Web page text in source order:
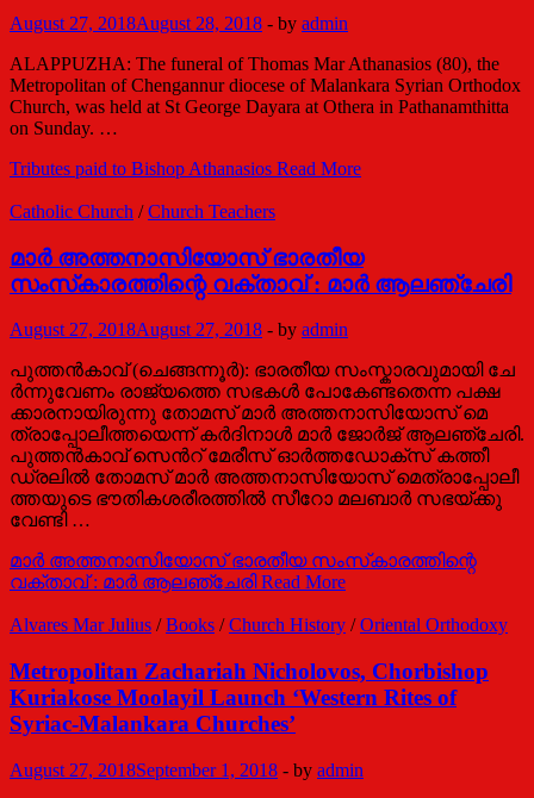
August 27, 2018August 28, 2018 - by admin
ALAPPUZHA: The funeral of Thomas Mar Athanasios (80), the
Metropolitan of Chengannur diocese of Malankara Syrian Orthodox
Church, was held at St George Dayara at Othera in Pathanamthitta
on Sunday. …
Tributes paid to Bishop Athanasios Read More
Catholic Church /Church Teachers
മാർ അത്തനാസിയോസ് ഭാരതീയ
സംസ്‌കാരത്തിന്റെ വക്താവ് : മാർ ആലഞ്ചേരി
August 27, 2018August 27, 2018 - by admin
പു​​ത്ത​​ൻ​​കാ​​വ് (ചെ​​ങ്ങ​​ന്നൂ​​ർ): ഭാ​​ര​​തീ​​യ സം​​സ്കാ​​ര​​വു​​മാ​​യി ചേ​​
ർ​​ന്നു​​വേ​​ണം രാ​​ജ്യ​​ത്തെ സ​​ഭ​​ക​​ൾ പോ​​കേ​​ണ്ട​​തെ​​ന്ന പ​​ക്ഷ​​
ക്കാ​​ര​​നാ​​യി​​രു​​ന്നു തോ​​മ​​സ് മാ​​ർ അ​​ത്തനാ​​സി​​യോ​​സ് മെ​​
ത്രാ​​പ്പോ​​ലീ​​ത്ത​​യെ​​ന്ന് ക​​ർ​​ദി​​നാ​​ൾ മാ​​ർ ജോ​​ർ​​ജ് ആ​​ല​​ഞ്ചേ​​രി.
പു​​ത്ത​​ൻ​​കാ​​വ് സെ​​ന്‍റ് മേ​​രീ​​സ് ഓ​​ർ​​ത്ത​​ഡോ​​ക്സ് ക​​ത്തീ​​
ഡ്ര​​ലി​​ൽ തോ​​മ​​സ് മാ​​ർ അ​​ത്ത​​നാ​​സി​​യോ​​സ് മെ​​ത്രാ​​പ്പോ​​ലീ​​
ത്ത​​യു​​ടെ ഭൗ​​തി​​ക​​ശ​​രീ​​ര​​ത്തി​​ൽ സീ​​റോ മ​​ല​​ബാ​​ർ സ​​ഭ​​യ്ക്കു​​
വേ​​ണ്ടി …
മാർ അത്തനാസിയോസ് ഭാരതീയ സംസ്‌കാരത്തിന്റെ
വക്താവ് : മാർ ആലഞ്ചേരിRead More
Alvares Mar Julius /Books /Church History /Oriental Orthodoxy
Metropolitan Zachariah Nicholovos, Chorbishop
Kuriakose Moolayil Launch ‘Western Rites of
Syriac-Malankara Churches’
August 27, 2018September 1, 2018 - by admin